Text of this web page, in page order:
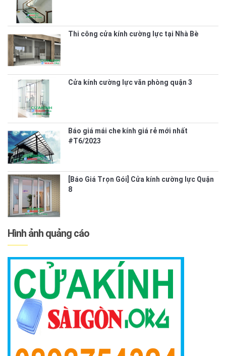
Thi công cửa kính cường lực tại Nhà Bè
Cửa kính cường lực văn phòng quận 3
Báo giá mái che kính giá rẻ mới nhất
#T6/2023
[Báo Giá Trọn Gói] Cửa kính cường lực Quận
8
Hình ảnh quảng cáo